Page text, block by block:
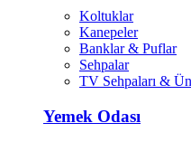
Koltuklar
Kanepeler
Banklar & Puflar
Sehpalar
TV Sehpaları &
Yemek Odası